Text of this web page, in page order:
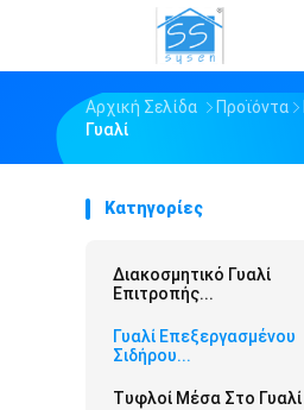
Αρχική Σελίδα Προϊόντα
Γυαλί
Κατηγορίες
Διακοσμητικό Γυαλί
Επιτροπής...
Γυαλί Επεξεργασμένου
Σιδήρου...
Τυφλοί Μέσα Στο Γυαλί